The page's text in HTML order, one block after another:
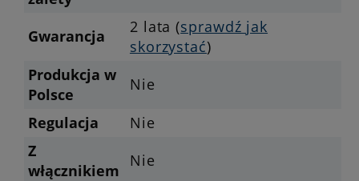
Gwarancja
2 lata (sprawdź jak
skorzystać)
Produkcja w
Polsce
Nie
Regulacja
Nie
Z
włącznikiem
Nie